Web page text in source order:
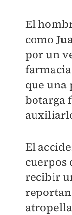
El
como
por un
que una
botarga
El
cuerpos
recibir